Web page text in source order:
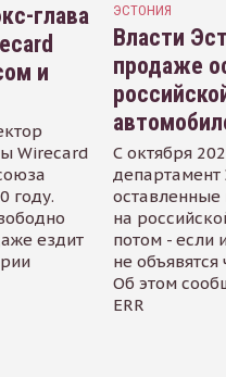
глава
и
Wirecard
году.
ездит
ЭСТОНИЯ
Власти
продаже
С октября
департамент
на
потом - если
не
Об этом
ERR